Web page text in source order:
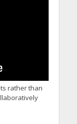
rather than